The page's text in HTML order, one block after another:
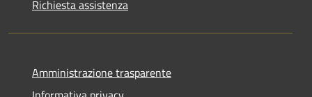
Richiesta assistenza
Amministrazione trasparente